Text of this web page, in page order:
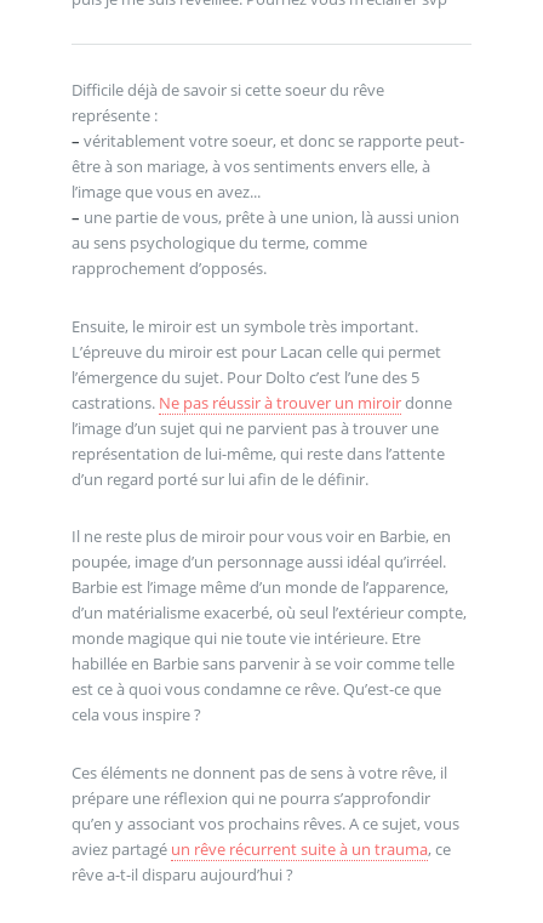
Difficile déjà de savoir si cette soeur du rêve
représente :
– véritablement votre soeur, et donc se rapporte peut-
être à son mariage, à vos sentiments envers elle, à
l’image que vous en avez...
– une partie de vous, prête à une union, là aussi union
au sens psychologique du terme, comme
rapprochement d’opposés.
Ensuite, le miroir est un symbole très important.
L’épreuve du miroir est pour Lacan celle qui permet
l’émergence du sujet. Pour Dolto c’est l’une des 5
castrations. Ne pas réussir à trouver un miroirdonne
l’image d’un sujet qui ne parvient pas à trouver une
représentation de lui-même, qui reste dans l’attente
d’un regard porté sur lui afin de le définir.
Il ne reste plus de miroir pour vous voir en Barbie, en
poupée, image d’un personnage aussi idéal qu’irréel.
Barbie est l’image même d’un monde de l’apparence,
d’un matérialisme exacerbé, où seul l’extérieur compte,
monde magique qui nie toute vie intérieure. Etre
habillée en Barbie sans parvenir à se voir comme telle
est ce à quoi vous condamne ce rêve. Qu’est-ce que
cela vous inspire ?
Ces éléments ne donnent pas de sens à votre rêve, il
prépare une réflexion qui ne pourra s’approfondir
qu’en y associant vos prochains rêves. A ce sujet, vous
aviez partagé un rêve récurrent suite à un trauma, ce
rêve a-t-il disparu aujourd’hui ?